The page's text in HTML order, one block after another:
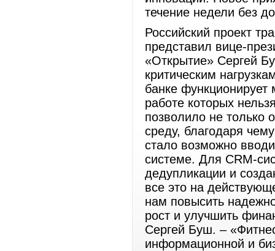
течение недели без
Российский проект
представил вице-
«Открытие» Сергей
критическим
банке функционирует
работе которых
позволило не только
среду, благодаря
стало возможно
системе. Для CRM-
дедупликации и
все это на
нам повысить
рост и улучшить
Сергей Буш. –
информационной и